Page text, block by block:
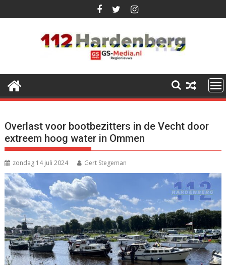
naar
Overlast voor bootbezitters in de Vecht door
extreem hoog water in Ommen
zondag 14 juli 2024 Gert Stegeman